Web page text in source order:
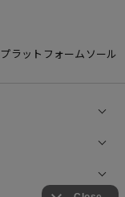
プラットフォームソール